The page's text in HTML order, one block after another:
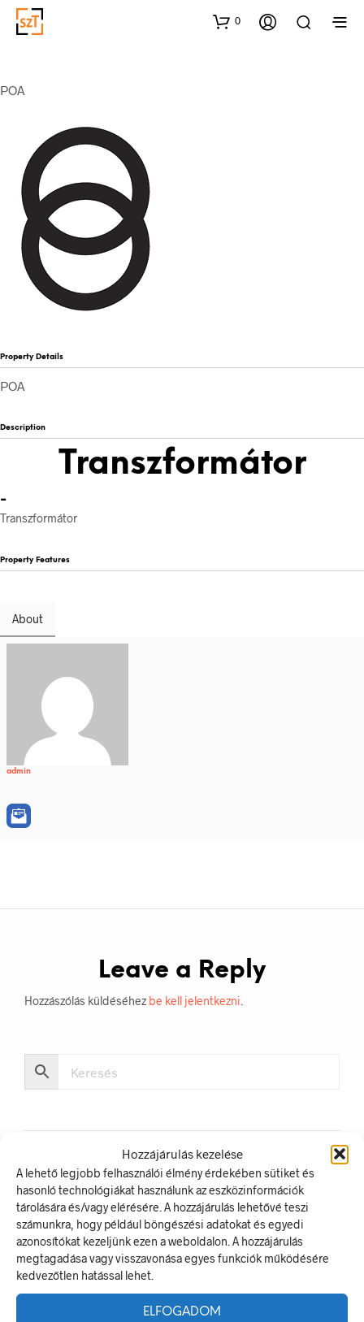
Hozzájárulás kezelése
A lehető legjobb felhasználói élmény érdekében sütiket és
hasonló technológiákat használunk az eszközinformációk
tárolására és/vagy elérésére. A hozzájárulás lehetővé teszi
számunkra, hogy például böngészési adatokat és egyedi
azonosítókat kezeljünk ezen a weboldalon. A hozzájárulás
megtagadása vagy visszavonása egyes funkciók működésére
kedvezőtlen hatással lehet.
ELFOGADOM
0
POA
Property Details
POA
Description
Transzformátor
-
Transzformátor
Property Features
About
admin
Leave a Reply
Hozzászólás küldéséhez be kell jelentkezni
LEGUTÓBBI BEJEGYZÉSEK
Munkavédelmi Táblák És Biztonsági Jelzések – Miért
Nélkülözhetetlenek A Munkahelyen?
Jól Láthatósági Mellény: Miért Fontos, Hogyan Válaszd Ki,
És Hogyan Teheted Egyedivé?